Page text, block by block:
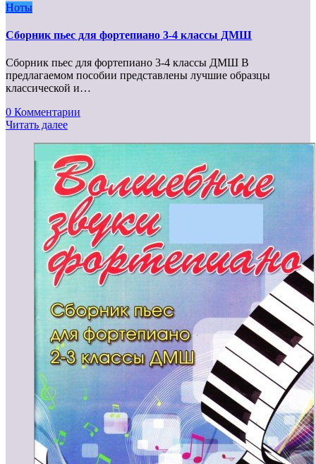
Ноты
Сборник пьес для фортепиано 3-4 классы ДМШ
Сборник пьес для фортепиано 3-4 классы ДМШ В
предлагаемом пособии представлены лучшие образцы
классической и…
0 Комментарии
Читать далее